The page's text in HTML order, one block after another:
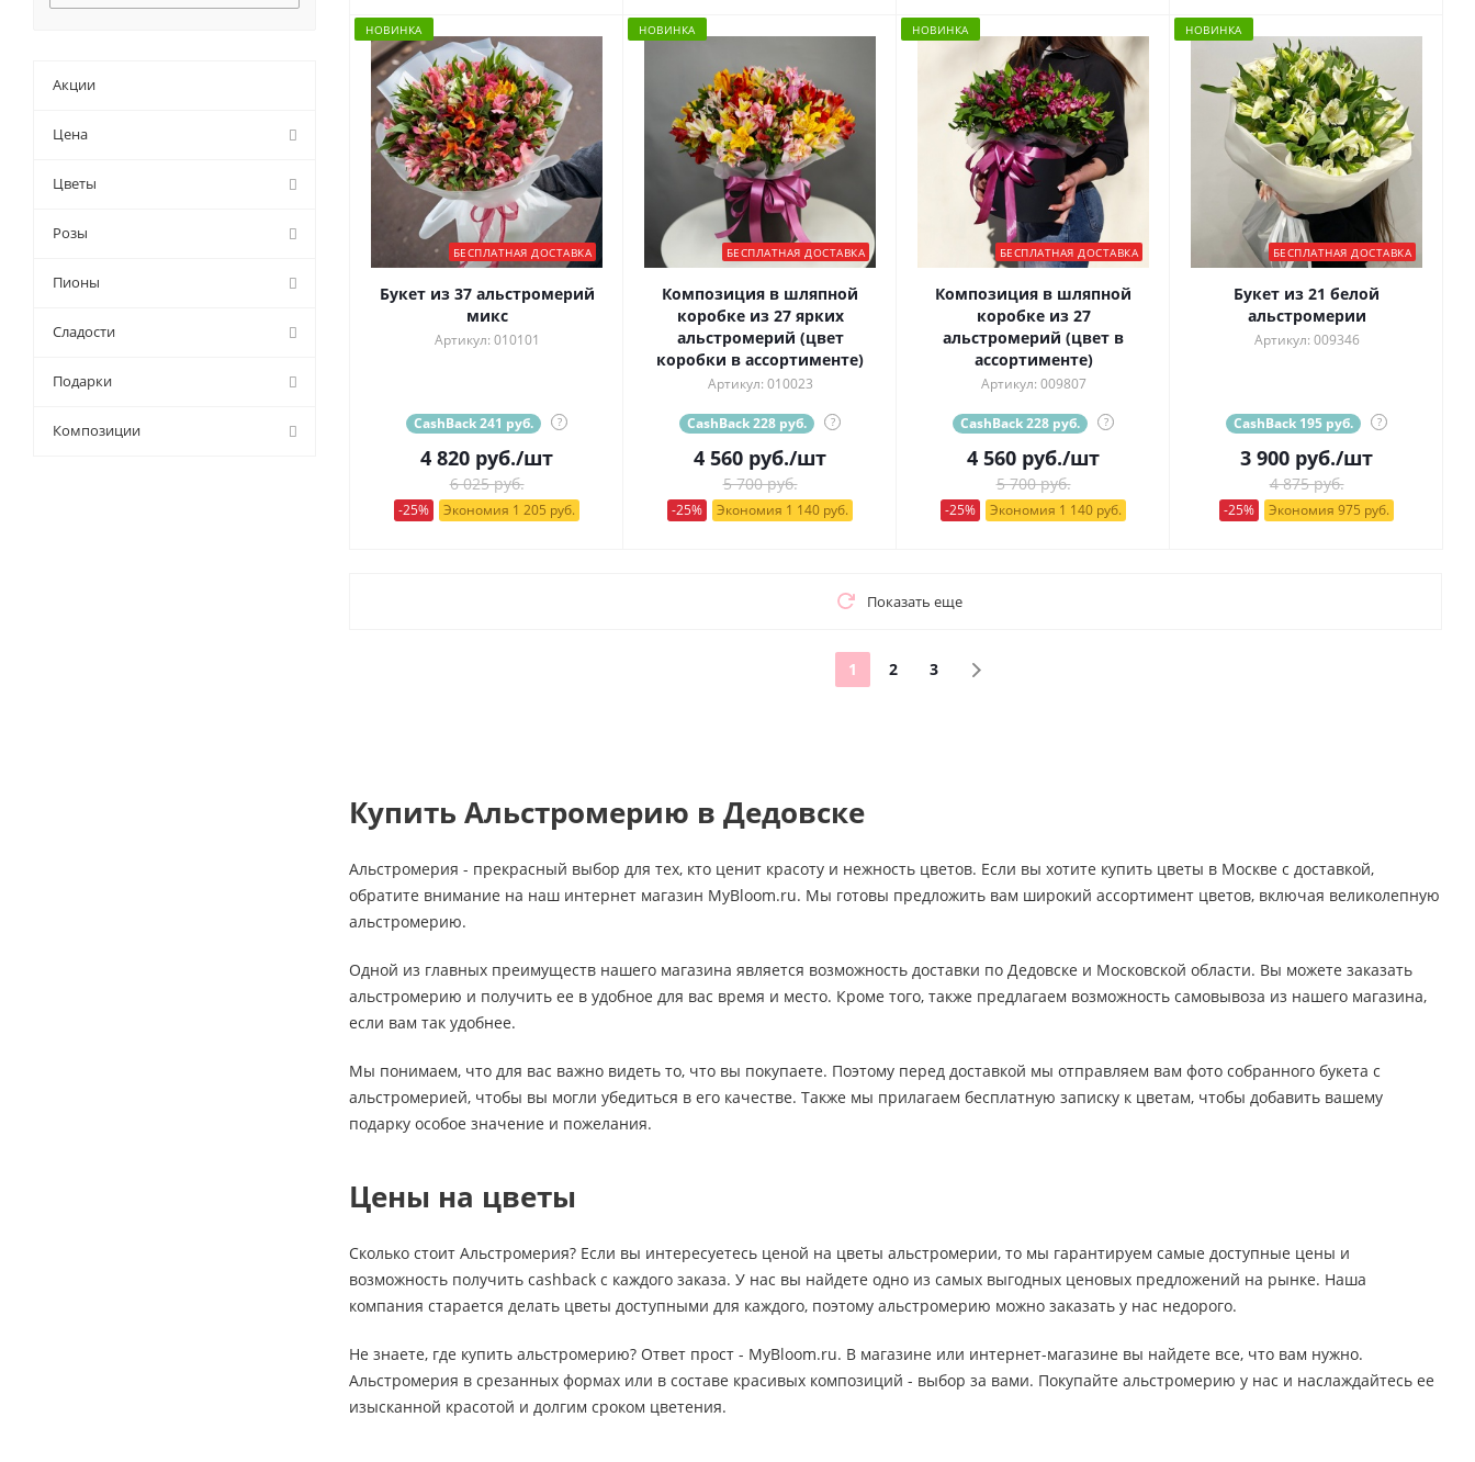
НОВИНКА
БЕСПЛАТНАЯ ДОСТАВКА
Букет из 37 альстромерий
микс
Артикул: 010101
CashBack 241 руб. ?
4 820 руб./шт
6 025 руб.
-25% Экономия 1 205 руб.
НОВИНКА
БЕСПЛАТНАЯ ДОСТАВКА
Композиция в шляпной
коробке из 27 ярких
альстромерий (цвет
коробки в ассортименте)
Артикул: 010023
CashBack 228 руб. ?
4 560 руб./шт
5 700 руб.
-25% Экономия 1 140 руб.
НОВИНКА
БЕСПЛАТНАЯ ДОСТАВКА
Композиция в шляпной
коробке из 27
альстромерий (цвет в
ассортименте)
Артикул: 009807
CashBack 228 руб. ?
4 560 руб./шт
5 700 руб.
-25% Экономия 1 140 руб.
НОВИНКА
БЕСПЛАТНАЯ ДОСТАВКА
Букет из 21 белой
альстромерии
Артикул: 009346
CashBack 195 руб. ?
3 900 руб./шт
4 875 руб.
-25% Экономия 975 руб.
Показать еще
1 2 3
Купить Альстромерию в Дедовске
Альстромерия - прекрасный выбор для тех, кто ценит красоту и нежность цветов. Если вы хотите купить цветы в Москве с доставкой,
обратите внимание на наш интернет магазин MyBloom.ru. Мы готовы предложить вам широкий ассортимент цветов, включая великолепную
альстромерию.
Одной из главных преимуществ нашего магазина является возможность доставки по Дедовске и Московской области. Вы можете заказать
альстромерию и получить ее в удобное для вас время и место. Кроме того, также предлагаем возможность самовывоза из нашего магазина,
если вам так удобнее.
Мы понимаем, что для вас важно видеть то, что вы покупаете. Поэтому перед доставкой мы отправляем вам фото собранного букета с
альстромерией, чтобы вы могли убедиться в его качестве. Также мы прилагаем бесплатную записку к цветам, чтобы добавить вашему
подарку особое значение и пожелания.
Цены на цветы
Сколько стоит Альстромерия? Если вы интересуетесь ценой на цветы альстромерии, то мы гарантируем самые доступные цены и
возможность получить cashback с каждого заказа. У нас вы найдете одно из самых выгодных ценовых предложений на рынке. Наша
компания старается делать цветы доступными для каждого, поэтому альстромерию можно заказать у нас недорого.
Не знаете, где купить альстромерию? Ответ прост - MyBloom.ru. В магазине или интернет-магазине вы найдете все, что вам нужно.
Альстромерия в срезанных формах или в составе красивых композиций - выбор за вами. Покупайте альстромерию у нас и наслаждайтесь ее
изысканной красотой и долгим сроком цветения.
Акции
Цена
Цветы
Розы
Пионы
Сладости
Подарки
Композиции